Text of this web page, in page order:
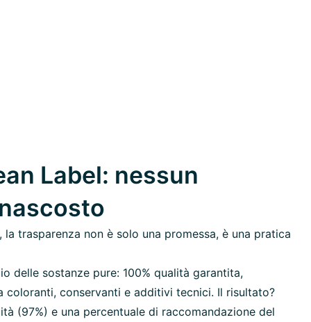
Label: nessun
la trasparenza non è solo una promessa, è una pratica
delle sostanze pure: 100% qualità garantita,
coloranti, conservanti e additivi tecnici. Il risultato?
(97%) e una percentuale di raccomandazione del